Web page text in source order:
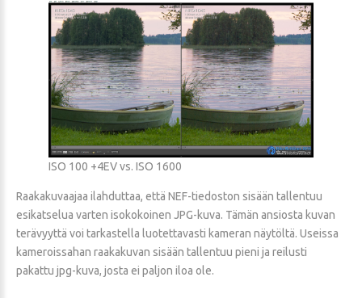
ISO 100 +4EV vs. ISO 1600
Raakakuvaajaa ilahduttaa, että NEF-tiedoston sisään tallentuu
esikatselua varten isokokoinen JPG-kuva. Tämän ansiosta kuvan
terävyyttä voi tarkastella luotettavasti kameran näytöltä. Useissa
kameroissahan raakakuvan sisään tallentuu pieni ja reilusti
pakattu jpg-kuva, josta ei paljon iloa ole.